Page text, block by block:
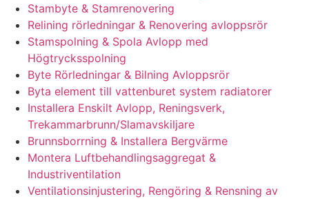
Stambyte & Stamrenovering
Relining rörledningar & Renovering avloppsrör
Stamspolning & Spola Avlopp med
Högtrycksspolning
Byte Rörledningar & Bilning Avloppsrör
Byta element till vattenburet system radiatorer
Installera Enskilt Avlopp, Reningsverk,
Trekammarbrunn/Slamavskiljare
Brunnsborrning & Installera Bergvärme
Montera Luftbehandlingsaggregat &
Industriventilation
Ventilationsinjustering, Rengöring & Rensning av